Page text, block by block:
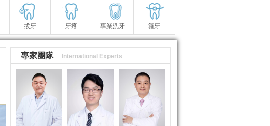
拔牙 牙疼 專業洗牙 箍牙
專家團隊 International Experts